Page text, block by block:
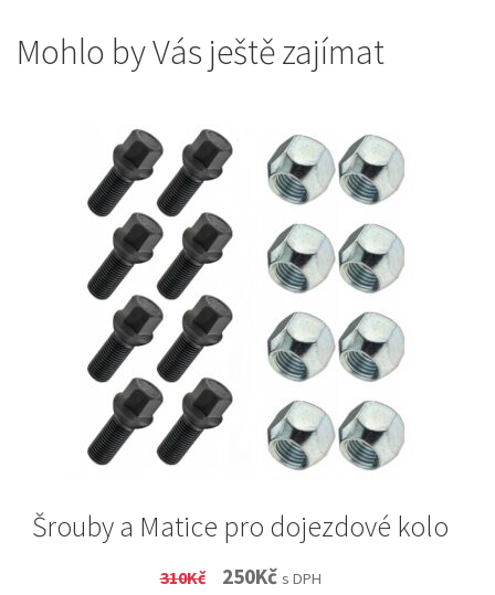
Mohlo by Vás ještě zajímat
Šrouby a Matice pro dojezdové kolo
310Kč
Original
250KčCurrent
s DPH